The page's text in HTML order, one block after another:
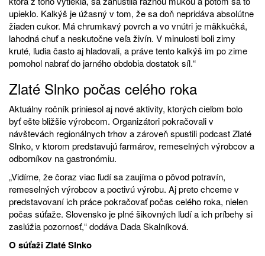
upieklo. Kalkýš je úžasný v tom, že sa doň nepridáva absolútne
žiaden cukor. Má chrumkavý povrch a vo vnútri je mäkkučká,
lahodná chuť a neskutočne veľa živín. V minulosti boli zimy
kruté, ľudia často aj hladovali, a práve tento kalkýš im po zime
pomohol nabrať do jarného obdobia dostatok síl.“
Zlaté Slnko počas celého roka
Aktuálny ročník priniesol aj nové aktivity, ktorých cieľom bolo
byť ešte bližšie výrobcom. Organizátori pokračovali v
návštevách regionálnych trhov a zároveň spustili podcast Zlaté
Slnko, v ktorom predstavujú farmárov, remeselných výrobcov a
odborníkov na gastronómiu.
„Vidíme, že čoraz viac ľudí sa zaujíma o pôvod potravín,
remeselných výrobcov a poctivú výrobu. Aj preto chceme v
predstavovaní ich práce pokračovať počas celého roka, nielen
počas súťaže. Slovensko je plné šikovných ľudí a ich príbehy si
zaslúžia pozornosť,“ dodáva Dada Skalníková.
O súťaži Zlaté Slnko